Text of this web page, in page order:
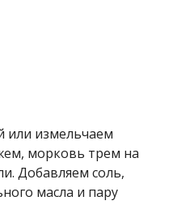
или измельчаем
морковь трем на
Добавляем соль,
масла и пару